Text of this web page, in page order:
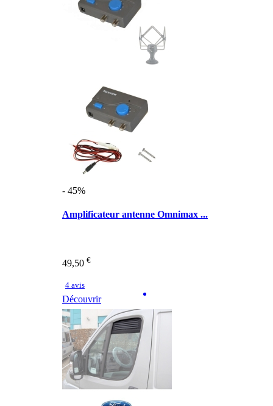
- 45%
Amplificateur antenne Omnimax ...
49,50 €
4 avis
Découvrir